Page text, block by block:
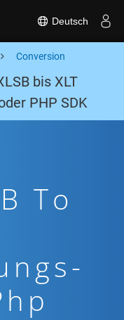
Deutsch
Conversion
bis XLT
PHP SDK
To